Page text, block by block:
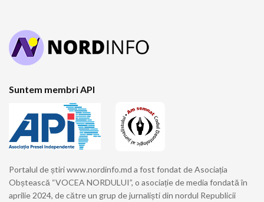
Suntem membri API
Portalul de știri www.nordinfo.md a fost fondat de Asociația
Obștească “VOCEA NORDULUI”, o asociație de media fondată în
aprilie 2024, de către un grup de jurnaliști din nordul Republicii